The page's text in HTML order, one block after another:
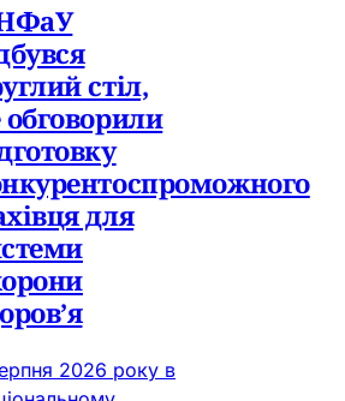
стіл,
обговорили
для
2026 року в